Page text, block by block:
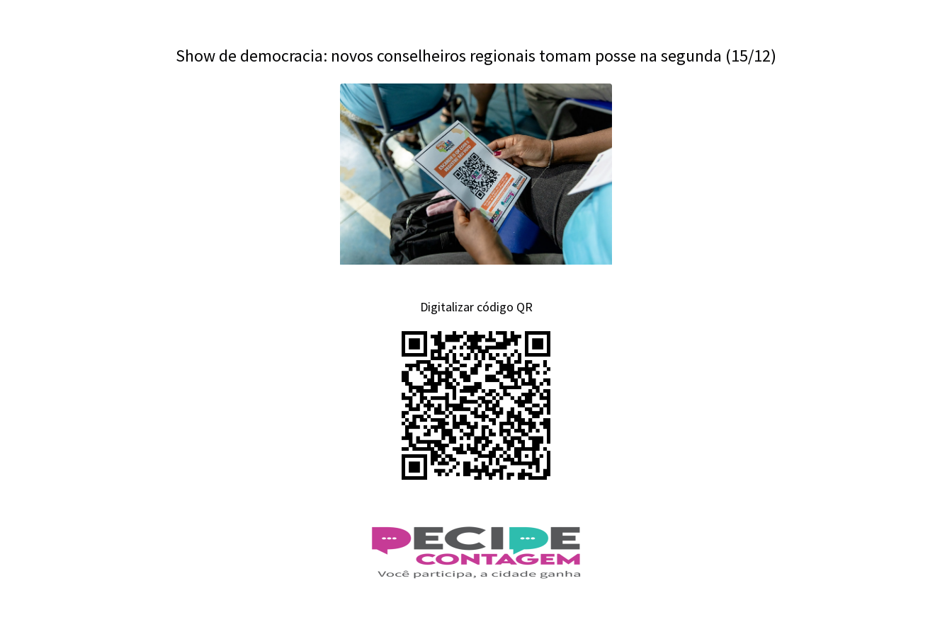
Show de democracia: novos conselheiros regionais tomam posse na segunda (15/12)
Digitalizar código QR